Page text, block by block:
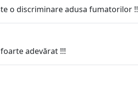
o discriminare adusa fumatorilor
adevărat !!!